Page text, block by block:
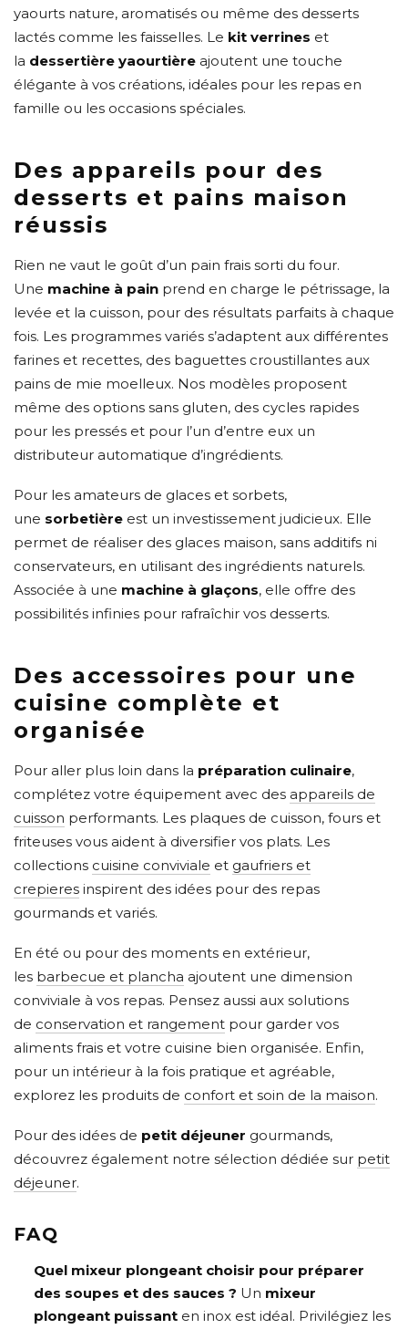
yaourts nature, aromatisés ou même des desserts
lactés comme les faisselles. Le kit verrines et
la dessertière yaourtière ajoutent une touche
élégante à vos créations, idéales pour les repas en
famille ou les occasions spéciales.
Des appareils pour des
desserts et pains maison
réussis
Rien ne vaut le goût d’un pain frais sorti du four.
Une machine à pain prend en charge le pétrissage, la
levée et la cuisson, pour des résultats parfaits à chaque
fois. Les programmes variés s’adaptent aux différentes
farines et recettes, des baguettes croustillantes aux
pains de mie moelleux. Nos modèles proposent
même des options sans gluten, des cycles rapides
pour les pressés et pour l’un d’entre eux un
distributeur automatique d’ingrédients.
Pour les amateurs de glaces et sorbets,
une sorbetière est un investissement judicieux. Elle
permet de réaliser des glaces maison, sans additifs ni
conservateurs, en utilisant des ingrédients naturels.
Associée à une machine à glaçons, elle offre des
possibilités infinies pour rafraîchir vos desserts.
Des accessoires pour une
cuisine complète et
organisée
Pour aller plus loin dans la préparation culinaire,
complétez votre équipement avec des appareils de
cuisson performants. Les plaques de cuisson, fours et
friteuses vous aident à diversifier vos plats. Les
collections cuisine conviviale et gaufriers et
crepieres inspirent des idées pour des repas
gourmands et variés.
En été ou pour des moments en extérieur,
les barbecue et plancha ajoutent une dimension
conviviale à vos repas. Pensez aussi aux solutions
de conservation et rangement pour garder vos
aliments frais et votre cuisine bien organisée. Enfin,
pour un intérieur à la fois pratique et agréable,
explorez les produits de confort et soin de la maison.
Pour des idées de petit déjeuner gourmands,
découvrez également notre sélection dédiée sur petit
déjeuner.
FAQ
Quel mixeur plongeant choisir pour préparer
des soupes et des sauces ? Un mixeur
plongeant puissant en inox est idéal. Privilégiez les